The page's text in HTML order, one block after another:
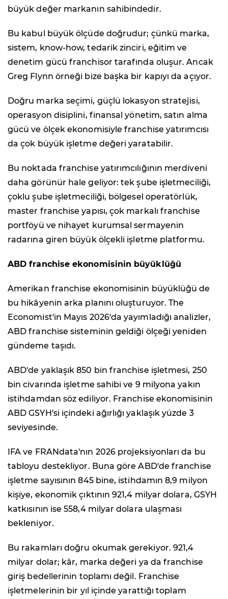
büyük değer markanın sahibindedir.
Bu kabul büyük ölçüde doğrudur; çünkü marka,
sistem, know-how, tedarik zinciri, eğitim ve
denetim gücü franchisor tarafında oluşur. Ancak
Greg Flynn örneği bize başka bir kapıyı da açıyor.
Doğru marka seçimi, güçlü lokasyon stratejisi,
operasyon disiplini, finansal yönetim, satın alma
gücü ve ölçek ekonomisiyle franchise yatırımcısı
da çok büyük işletme değeri yaratabilir.
Bu noktada franchise yatırımcılığının merdiveni
daha görünür hale geliyor: tek şube işletmeciliği,
çoklu şube işletmeciliği, bölgesel operatörlük,
master franchise yapısı, çok markalı franchise
portföyü ve nihayet kurumsal sermayenin
radarına giren büyük ölçekli işletme platformu.
ABD franchise ekonomisinin büyüklüğü
Amerikan franchise ekonomisinin büyüklüğü de
bu hikâyenin arka planını oluşturuyor. The
Economist'in Mayıs 2026'da yayımladığı analizler,
ABD franchise sisteminin geldiği ölçeği yeniden
gündeme taşıdı.
ABD'de yaklaşık 850 bin franchise işletmesi, 250
bin civarında işletme sahibi ve 9 milyona yakın
istihdamdan söz ediliyor. Franchise ekonomisinin
ABD GSYH'si içindeki ağırlığı yaklaşık yüzde 3
seviyesinde.
IFA ve FRANdata'nın 2026 projeksiyonları da bu
tabloyu destekliyor. Buna göre ABD'de franchise
işletme sayısının 845 bine, istihdamın 8,9 milyon
kişiye, ekonomik çıktının 921,4 milyar dolara, GSYH
katkısının ise 558,4 milyar dolara ulaşması
bekleniyor.
Bu rakamları doğru okumak gerekiyor. 921,4
milyar dolar; kâr, marka değeri ya da franchise
giriş bedellerinin toplamı değil. Franchise
işletmelerinin bir yıl içinde yarattığı toplam